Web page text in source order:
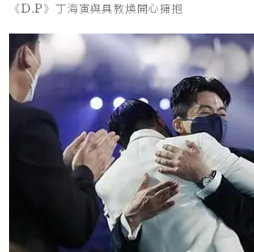
《D.P》丁海寅與具教煥開心擁抱